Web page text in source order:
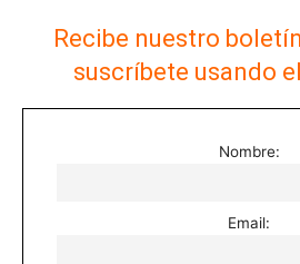
Recibe nuestro
suscríbete usando
Nombre:
Email: